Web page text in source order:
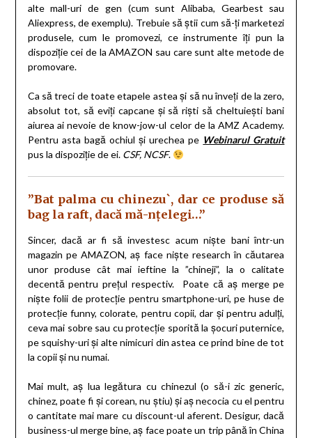
alte mall-uri de gen (cum sunt Alibaba, Gearbest sau
Aliexpress, de exemplu). Trebuie să știi cum să-ți marketezi
produsele, cum le promovezi, ce instrumente îți pun la
dispoziție cei de la AMAZON sau care sunt alte metode de
promovare.
Ca să treci de toate etapele astea și să nu înveți de la zero,
absolut tot, să eviți capcane și să riști să cheltuiești bani
aiurea ai nevoie de know-jow-ul celor de la AMZ Academy.
Pentru asta bagă ochiul și urechea pe Webinarul Gratuit
pus la dispoziție de ei. CSF, NCSF.
”Bat palma cu chinezu`, dar ce produse să
bag la raft, dacă mă-nțelegi…”
Sincer, dacă ar fi să investesc acum niște bani într-un
magazin pe AMAZON, aș face niște research în căutarea
unor produse cât mai ieftine la ”chineji”, la o calitate
decentă pentru prețul respectiv. Poate că aș merge pe
niște folii de protecție pentru smartphone-uri, pe huse de
protecție funny, colorate, pentru copii, dar și pentru adulți,
ceva mai sobre sau cu protecție sporită la șocuri puternice,
pe squishy-uri și alte nimicuri din astea ce prind bine de tot
la copii și nu numai.
Mai mult, aș lua legătura cu chinezul (o să-i zic generic,
chinez, poate fi și corean, nu știu) și aș necocia cu el pentru
o cantitate mai mare cu discount-ul aferent. Desigur, dacă
business-ul merge bine, aș face poate un trip până în China